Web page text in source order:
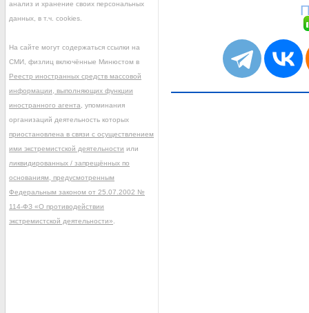
анализ и хранение своих персональных
данных, в т.ч. cookies.
На сайте могут содержаться ссылки на
СМИ, физлиц включённые Минюстом в
Реестр иностранных средств массовой
информации, выполняющих функции
иностранного агента , упоминания
организаций деятельность которых
приостановлена в связи с осуществлением
ими экстремистской деятельности или
ликвидированных / запрещённых по
основаниям, предусмотренным
Федеральным законом от 25.07.2002 №
114-ФЗ «О противодействии
экстремистской деятельности»